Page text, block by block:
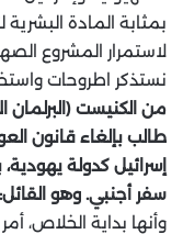
بمثابة المادة
لاستمرار المشروع
نستذكر اطروحات
من الكنيست (البرلمان
طالب بإلغاء قانون
إسرائيل كدولة
سفر أجنبي. وهو
وأنها بداية الخلاص،